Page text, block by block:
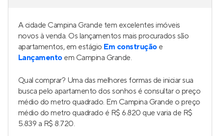
A cidade Campina Grande tem excelentes imóveis
novos à venda. Os lançamentos mais procurados são
apartamentos, em estágio Em construçãoe
Lançamento em Campina Grande.
Qual comprar? Uma das melhores formas de iniciar sua
busca pelo apartamento dos sonhos é consultar o preço
médio do metro quadrado. Em Campina Grande o preço
médio do metro quadrado é R$ 6.820 que varia de R$
5.839 a R$ 8.720.